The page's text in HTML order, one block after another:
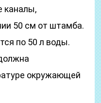
каналы,
50 см от штамба.
по 50 л воды.
окружающей